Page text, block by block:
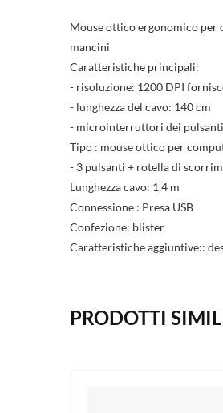
Mouse ottico ergonomico per
mancini
Caratteristiche principali:
- risoluzione: 1200 DPI
- lunghezza del cavo: 140 cm
- microinterruttori dei
Tipo : mouse ottico per
- 3 pulsanti + rotella di
Lunghezza cavo: 1,4 m
Connessione : Presa USB
Confezione: blister
Caratteristiche aggiuntive::
PRODOTTI